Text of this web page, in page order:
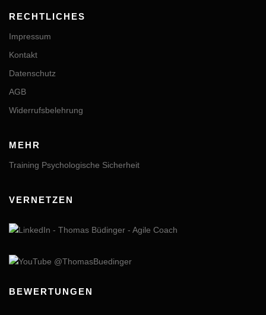
RECHTLICHES
Impressum
Kontakt
Datenschutz
AGB
Widerrufsbelehrung
MEHR
Training Psychologische Sicherheit
VERNETZEN
BEWERTUNGEN